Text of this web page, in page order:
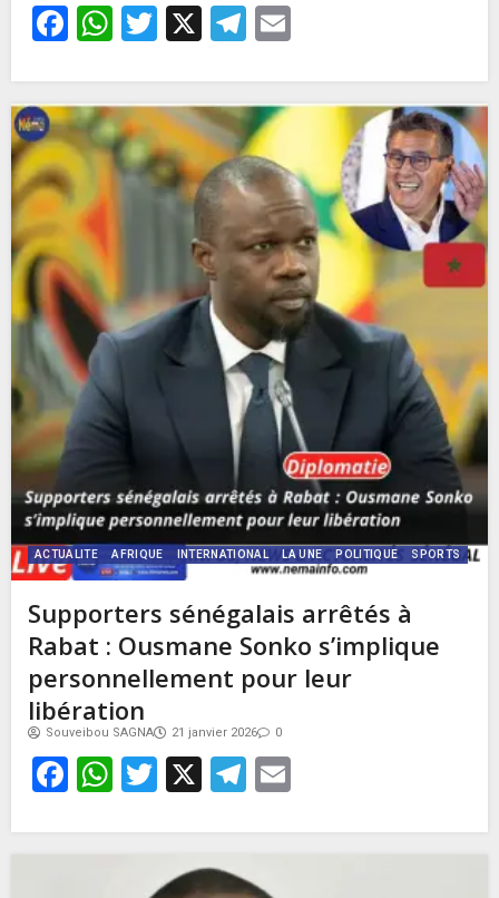
Facebook
WhatsApp
Twitter
X Telegram
ACTUALITE AFRIQUE INTERNATIONAL LA UNE POLITIQUE SPORTS
Supporters sénégalais arrêtés à
Rabat : Ousmane Sonko s’implique
personnellement pour leur
libération
Souveibou SAGNA 21 janvier 2026 0
Facebook
WhatsApp
Twitter
X Telegram